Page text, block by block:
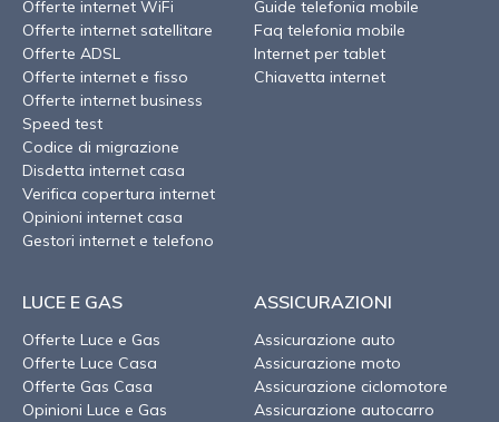
Offerte internet WiFi
Offerte internet satellitare
Offerte ADSL
Offerte internet e fisso
Offerte internet business
Speed test
Codice di migrazione
Disdetta internet casa
Verifica copertura internet
Opinioni internet casa
Gestori internet e telefono
Guide telefonia mobile
Faq telefonia mobile
Internet per tablet
Chiavetta internet
LUCE E GAS
Offerte Luce e Gas
Offerte Luce Casa
Offerte Gas Casa
Opinioni Luce e Gas
ASSICURAZIONI
Assicurazione auto
Assicurazione moto
Assicurazione ciclomotore
Assicurazione autocarro